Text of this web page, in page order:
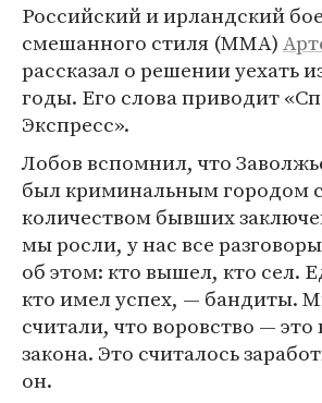
Российский и ирландский
смешанного стиля (MMA)
рассказал о решении уехать
годы. Его слова приводит
Экспресс».
Лобов вспомнил, что
был криминальным городом
количеством бывших
мы росли, у нас все
об этом: кто вышел, кто сел.
кто имел успех, — бандиты.
считали, что воровство —
закона. Это считалось
он.